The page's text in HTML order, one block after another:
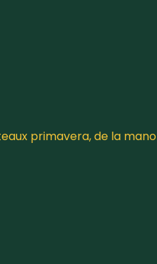
primavera, de la mano